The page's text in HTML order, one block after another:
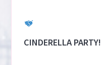
CINDERELLA PARTY!